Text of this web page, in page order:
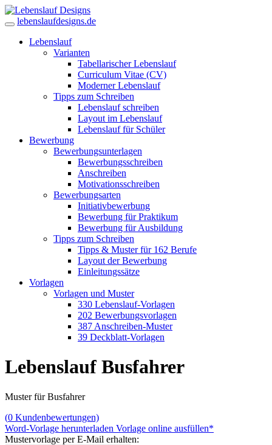
lebenslaufdesigns.de
Lebenslauf
Varianten
Tabellarischer Lebenslauf
Curriculum Vitae (CV)
Moderner Lebenslauf
Tipps zum Schreiben
Lebenslauf schreiben
Layout im Lebenslauf
Lebenslauf für Schüler
Bewerbung
Bewerbungsunterlagen
Bewerbungsschreiben
Anschreiben
Motivationsschreiben
Bewerbungsarten
Initiativbewerbung
Bewerbung für Praktikum
Bewerbung für Ausbildung
Tipps zum Schreiben
Tipps & Muster für 162 Berufe
Layout der Bewerbung
Einleitungssätze
Vorlagen
Vorlagen und Muster
330 Lebenslauf-Vorlagen
202 Bewerbungsvorlagen
387 Anschreiben-Muster
39 Deckblatt-Vorlagen
Lebenslauf Busfahrer
Muster für Busfahrer
(0 Kundenbewertungen)
Word-Vorlage herunterladen Vorlage online ausfüllen*
Mustervorlage per E-Mail erhalten: